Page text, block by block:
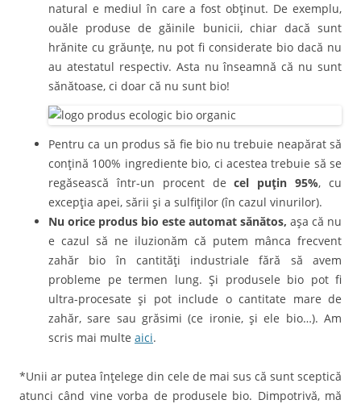
natural e mediul în care a fost obţinut. De exemplu,
ouăle produse de găinile bunicii, chiar dacă sunt
hrănite cu grăunţe, nu pot fi considerate bio dacă nu
au atestatul respectiv. Asta nu înseamnă că nu sunt
sănătoase, ci doar că nu sunt bio!
Pentru ca un produs să fie bio nu trebuie neapărat să
conţină 100% ingrediente bio, ci acestea trebuie să se
regăsească într-un procent decel puţin 95%, cu
excepţia apei, sării şi a sulfiţilor (în cazul vinurilor).
Nu orice produs bio este automat sănătos, aşa că nu
e cazul să ne iluzionăm că putem mânca frecvent
zahăr bio în cantităţi industriale fără să avem
probleme pe termen lung. Şi produsele bio pot fi
ultra-procesate şi pot include o cantitate mare de
zahăr, sare sau grăsimi (ce ironie, şi ele bio…). Am
scris mai multe aici.
*Unii ar putea înţelege din cele de mai sus că sunt sceptică
atunci când vine vorba de produsele bio. Dimpotrivă, mă